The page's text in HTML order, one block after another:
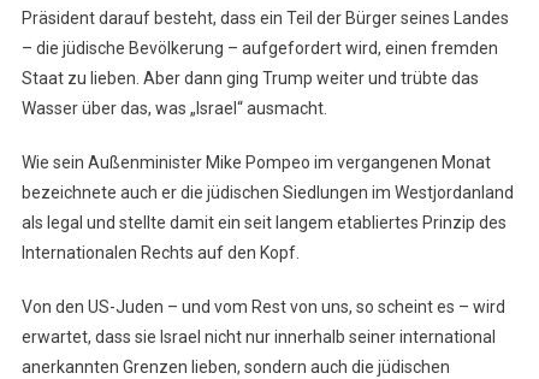
Präsident darauf besteht, dass ein Teil der Bürger seines Landes
– die jüdische Bevölkerung – aufgefordert wird, einen fremden
Staat zu lieben. Aber dann ging Trump weiter und trübte das
Wasser über das, was „Israel“ ausmacht.
Wie sein Außenminister Mike Pompeo im vergangenen Monat
bezeichnete auch er die jüdischen Siedlungen im Westjordanland
als legal und stellte damit ein seit langem etabliertes Prinzip des
Internationalen Rechts auf den Kopf.
Von den US-Juden – und vom Rest von uns, so scheint es – wird
erwartet, dass sie Israel nicht nur innerhalb seiner international
anerkannten Grenzen lieben, sondern auch die jüdischen